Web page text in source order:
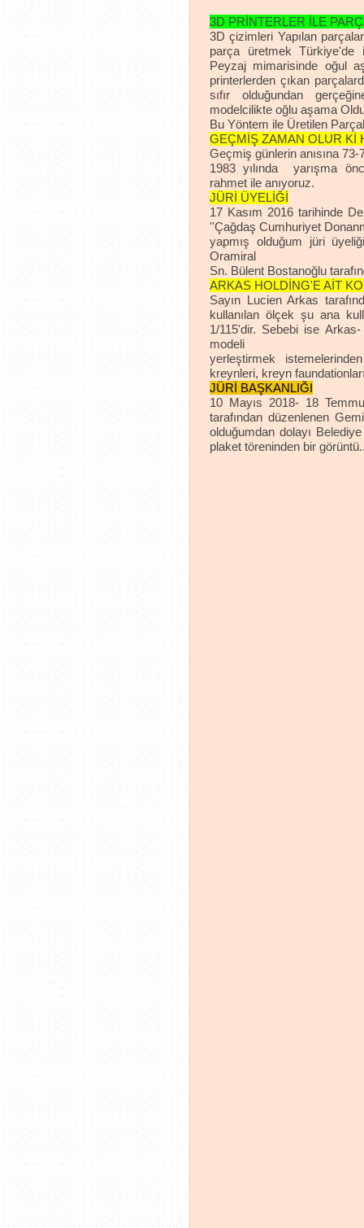
3D PRİNTERLER İLE
3D çizimleri Yapılan
parça üretmek Türkiye'de
Peyzaj mimarisinde oğul
printerlerden çıkan
sıfır olduğundan
modelcilikte oğlu aşama
Bu Yöntem ile Üretilen
GEÇMİŞ ZAMAN OLUR Kİ
Geçmiş günlerin anısına
1983 yılında yarışma
rahmet ile anıyoruz.
JÜRİ ÜYELİĞİ
17 Kasım 2016 tarihinde
''Çağdaş Cumhuriyet
yapmış olduğum jüri
Oramiral
Sn. Bülent Bostanoğlu
ARKAS HOLDİNG'E AİT
Sayın Lucien Arkas
kullanılan ölçek şu ana
1/115'dir. Sebebi ise
modeli
yerleştirmek
kreynleri, kreyn
JÜRİ BAŞKANLIĞI
10 Mayıs 2018- 18
tarafından düzenlenen
olduğumdan dolayı
plaket töreninden bir